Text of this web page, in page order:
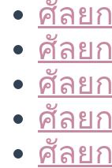
ศัลย
ศัลย
ศัลย
ศัลย
ศัลย